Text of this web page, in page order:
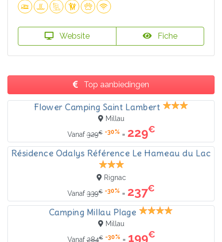
Website Fiche
Top aanbiedingen
Flower Camping Saint Lambert
Millau
Vanaf329€ -30% = 229€
Résidence Odalys Référence Le Hameau du Lac
Rignac
Vanaf339€ -30% = 237€
Camping Millau Plage
Millau
Vanaf284€ -30% = 199€